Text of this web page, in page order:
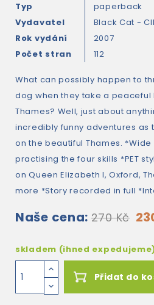
Typ
paperback
Vydavatel
Black Cat -
Rok vydání
2007
Počet stran
112
What can possibly happen to
dog when they take a peaceful
Thames? Well, just about
incredibly funny adventures as
on the beautiful Thames.
practising the four skills *PET
on Queen Elizabeth I, Oxford,
more *Story recorded in full
Naše cena: 270 Kč
skladem (ihned
Přidat do